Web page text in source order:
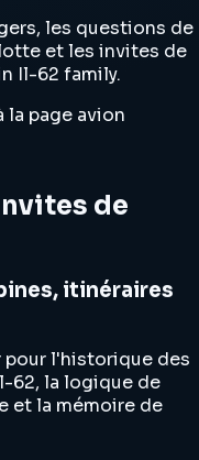
les questions de
et les invites de
Il-62 family.
la page avion
de
itinéraires
l'historique des
62, la logique de
et la mémoire de